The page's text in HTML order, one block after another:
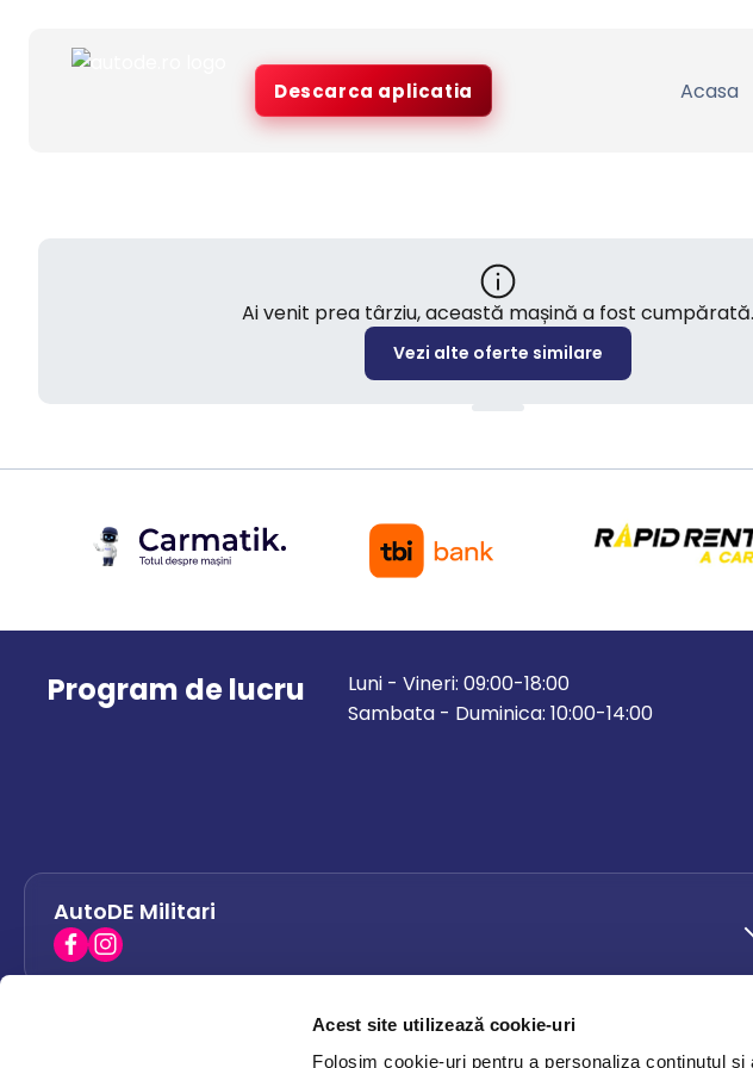
Acest site utilizează cookie-uri
Folosim cookie-uri pentru a personaliza conținutul
Descarca aplicatia Acasa
Ai venit prea târziu, această mașină a fost cumpărată.
Vezi alte oferte similare
Program de lucru
Luni - Vineri: 09:00-18:00
Sambata - Duminica: 10:00-14:00
AutoDE Militari